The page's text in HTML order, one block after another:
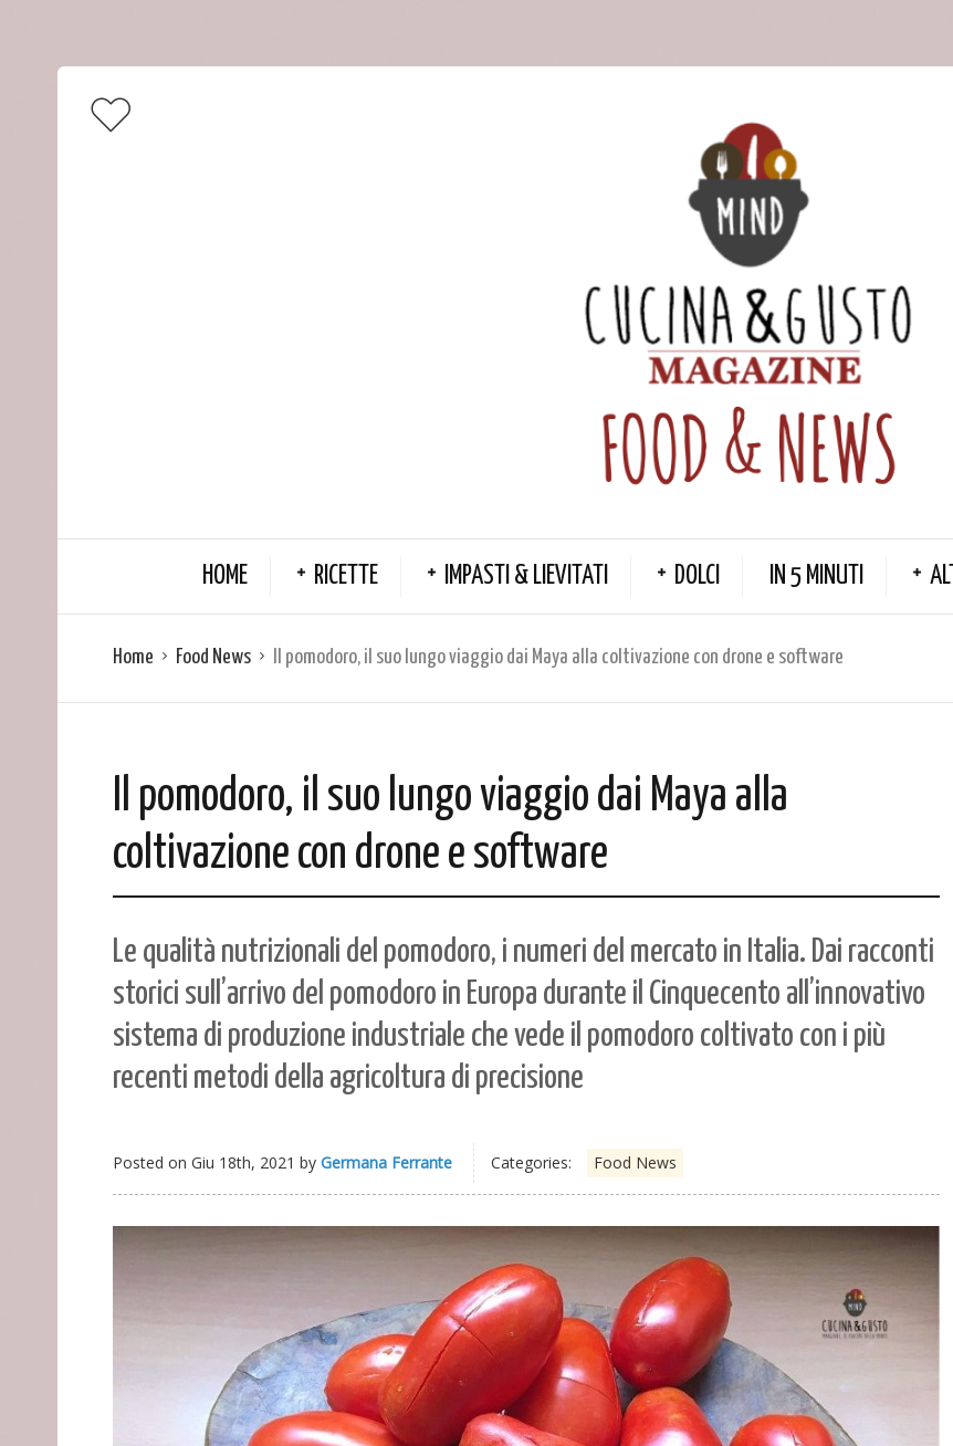
HOME RICETTE IMPASTI & LIEVITATI DOLCI IN 5 MINUTI
Home Food News Il pomodoro, il suo lungo viaggio dai Maya alla coltivazione con drone e software
Il pomodoro, il suo lungo viaggio dai Maya alla
coltivazione con drone e software
Le qualità nutrizionali del pomodoro, i numeri del mercato in Italia. Dai racconti
storici sull’arrivo del pomodoro in Europa durante il Cinquecento all’innovativo
sistema di produzione industriale che vede il pomodoro coltivato con i più
recenti metodi della agricoltura di precisione
Posted on Giu 18th, 2021 by Germana Ferrante Categories: Food News